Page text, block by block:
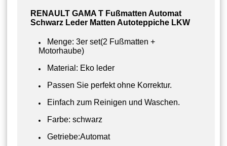
RENAULT GAMA T Fußmatten Automat
Schwarz Leder Matten Autoteppiche LKW
Menge: 3er set(2 Fußmatten +
Motorhaube)
Material: Eko leder
Passen Sie perfekt ohne Korrektur.
Einfach zum Reinigen und Waschen.
Farbe: schwarz
Getriebe:Automat